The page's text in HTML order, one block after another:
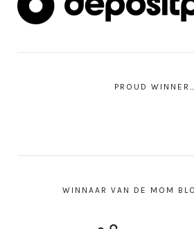
PROUD WINNER…
WINNAAR VAN DE MOM